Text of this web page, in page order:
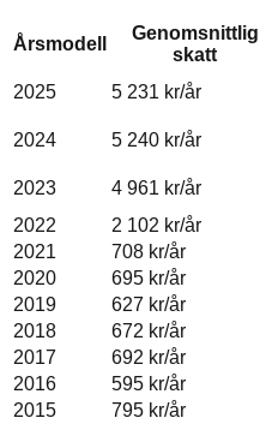
Årsmodell
Genomsnittlig
skatt
2025
5 231 kr/år
2024 5 240 kr/år
2023 4 961 kr/år
2022
2 102 kr/år
2021
708 kr/år
2020
695 kr/år
2019
627 kr/år
2018
672 kr/år
2017
692 kr/år
2016
595 kr/år
2015
795 kr/år